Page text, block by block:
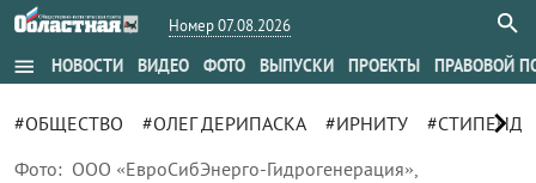
Номер 07.08.2026
menu НОВОСТИ ВИДЕО ФОТО ВЫПУСКИ ПРОЕКТЫ ПРАВОВОЙ
#ОБЩЕСТВО #ОЛЕГ ДЕРИПАСКА #ИРНИТУ chevron_right
Фото: ООО «ЕвроСибЭнерго-Гидрогенерация»,